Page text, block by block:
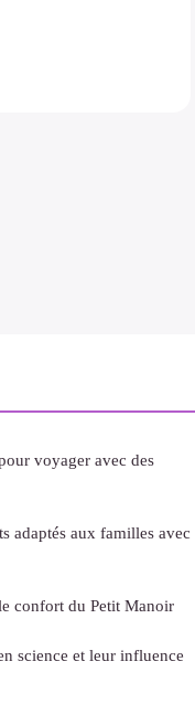
voyager avec des
adaptés aux familles avec
confort du Petit Manoir
science et leur influence